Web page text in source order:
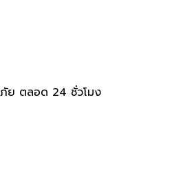
ภัย ตลอด 24 ชั่วโมง